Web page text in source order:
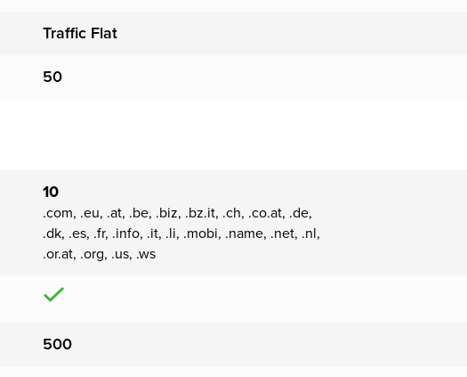
Traffic Flat
50
10
.com, .eu, .at, .be, .biz, .bz.it, .ch, .co.at, .de,
.dk, .es, .fr, .info, .it, .li, .mobi, .name, .net, .nl,
.or.at, .org, .us, .ws
500